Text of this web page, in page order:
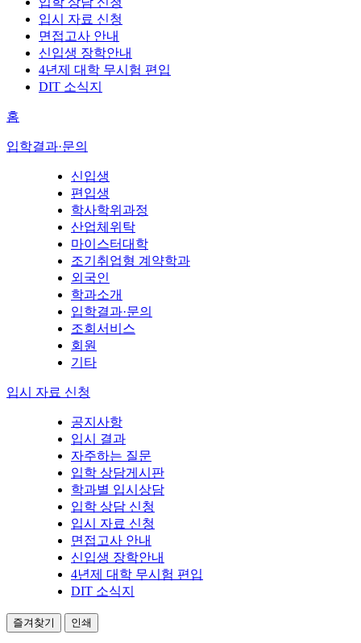
입시 자료 신청
면접고사 안내
신입생 장학안내
4년제 대학 무시험 편입
DIT 소식지
홈
입학결과·문의
신입생
편입생
학사학위과정
산업체위탁
마이스터대학
조기취업형 계약학과
외국인
학과소개
입학결과·문의
조회서비스
회원
기타
입시 자료 신청
공지사항
입시 결과
자주하는 질문
입학 상담게시판
학과별 입시상담
입학 상담 신청
입시 자료 신청
면접고사 안내
신입생 장학안내
4년제 대학 무시험 편입
DIT 소식지
즐겨찾기 인쇄